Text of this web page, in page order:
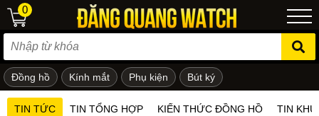
em
0
Đồng hồ Kính mắt Phụ kiện Bút ký
TIN TỨC TIN TỔNG HỢP KIẾN THỨC ĐỒNG HỒ TIN